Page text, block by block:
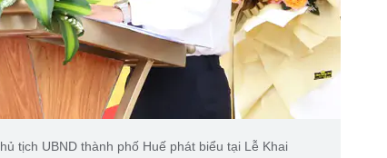
tịch UBND thành phố Huế phát biểu tại Lễ Khai